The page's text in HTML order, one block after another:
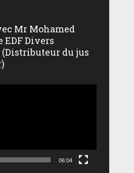
Mr Mohamed
EDF Divers
du jus
06:04